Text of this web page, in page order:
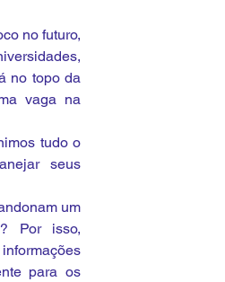
no futuro,
no topo da
vaga na
tudo o
seus
um
Por isso,
para os